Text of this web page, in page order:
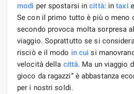
modi per spostarsi incittà: intaxi
Se con il primo tutto è più o meno
secondo provoca molta sorpresa
viaggio. Soprattutto se si
risciò e il modo in cui si
velocità della città. Ma un viaggio
gioco da ragazzi” è abbastanza
per i nostri soldi.